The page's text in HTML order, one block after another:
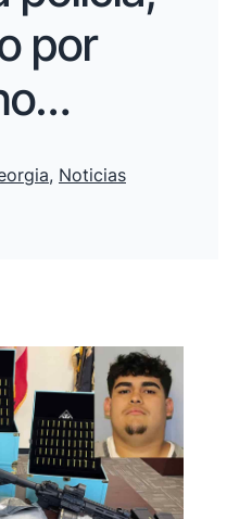
por
, Noticias